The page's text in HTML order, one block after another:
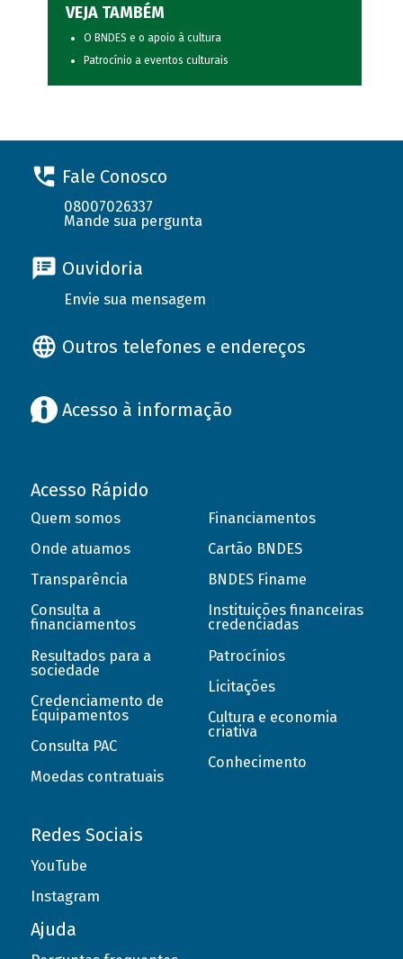
VEJA TAMBÉM
O BNDES e o apoio à cultura
Patrocínio a eventos culturais
Fale Conosco
08007026337
Mande sua pergunta
Ouvidoria
Envie sua mensagem
Outros telefones e endereços
Acesso à informação
Acesso Rápido
Quem somos
Onde atuamos
Transparência
Consulta a
financiamentos
Resultados para a
sociedade
Credenciamento de
Equipamentos
Consulta PAC
Moedas contratuais
Financiamentos
Cartão BNDES
BNDES Finame
Instituições financeiras
credenciadas
Patrocínios
Licitações
Cultura e economia
criativa
Conhecimento
Redes Sociais
YouTube
Instagram
Ajuda